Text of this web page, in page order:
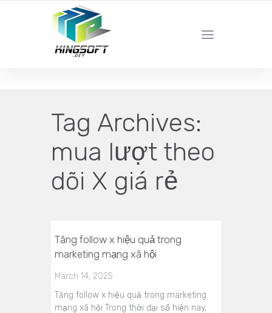
YOUR LOCAL DIGITAL MARKETING AGENCY
Tag Archives:
mua lượt theo
dõi X giá rẻ
Tăng follow x hiệu quả trong
marketing mạng xã hội
March 14, 2025
Tăng follow x hiệu quả trong marketing
mạng xã hội Trong thời đại số hiện nay,